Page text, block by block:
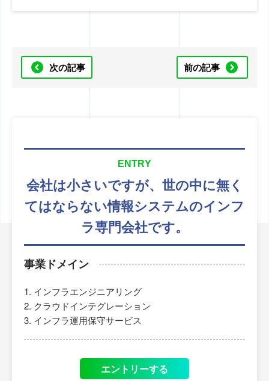
次の記事 前の記事
ENTRY
会社は小さいですが、 世の中に無く
てはならない情報システムのインフ
ラ専門会社です。
事業ドメイン
インフラエンジニアリング
クラウドインテグレーション
インフラ運用保守サービス
エントリーする